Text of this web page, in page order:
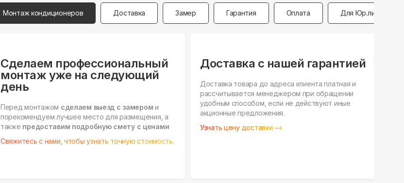
Монтаж кондиционеров Доставка Замер Гарантия Оплата Для Юр.лиц
Сделаем профессиональный
монтаж уже на следующий
день
Перед монтажом сделаем выезд с замером и
порекомендуем лучшее место для размещения, а
также предоставим подробную смету с ценами
Свяжитесь с нами, чтобы узнать точную стоимость.
Доставка с нашей гарантией
Доставка товара до адреса клиента платная и
рассчитывается менеджером при обращении
удобным способом, если не действуют иные
акционные предложения.
Узнать цену доставки